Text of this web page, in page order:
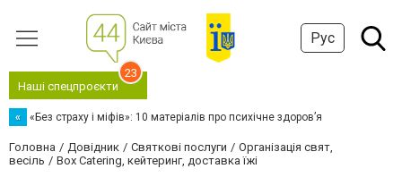
Рус
Наші спецпроєкти
23
« «Без страху і міфів»: 10 матеріалів про психічне здоров’я
Головна Довідник Святкові послуги
Організація свят,
весіль
Box Catering, кейтеринг, доставка їжі